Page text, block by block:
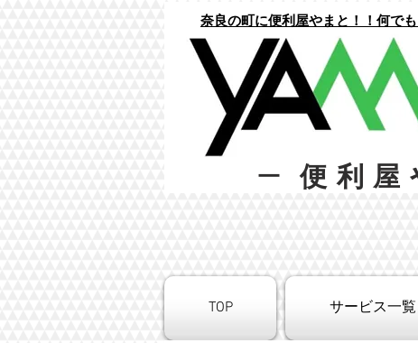
奈良の町に便利屋やまと！！何でも
便利屋
ー
TOP サービス一覧